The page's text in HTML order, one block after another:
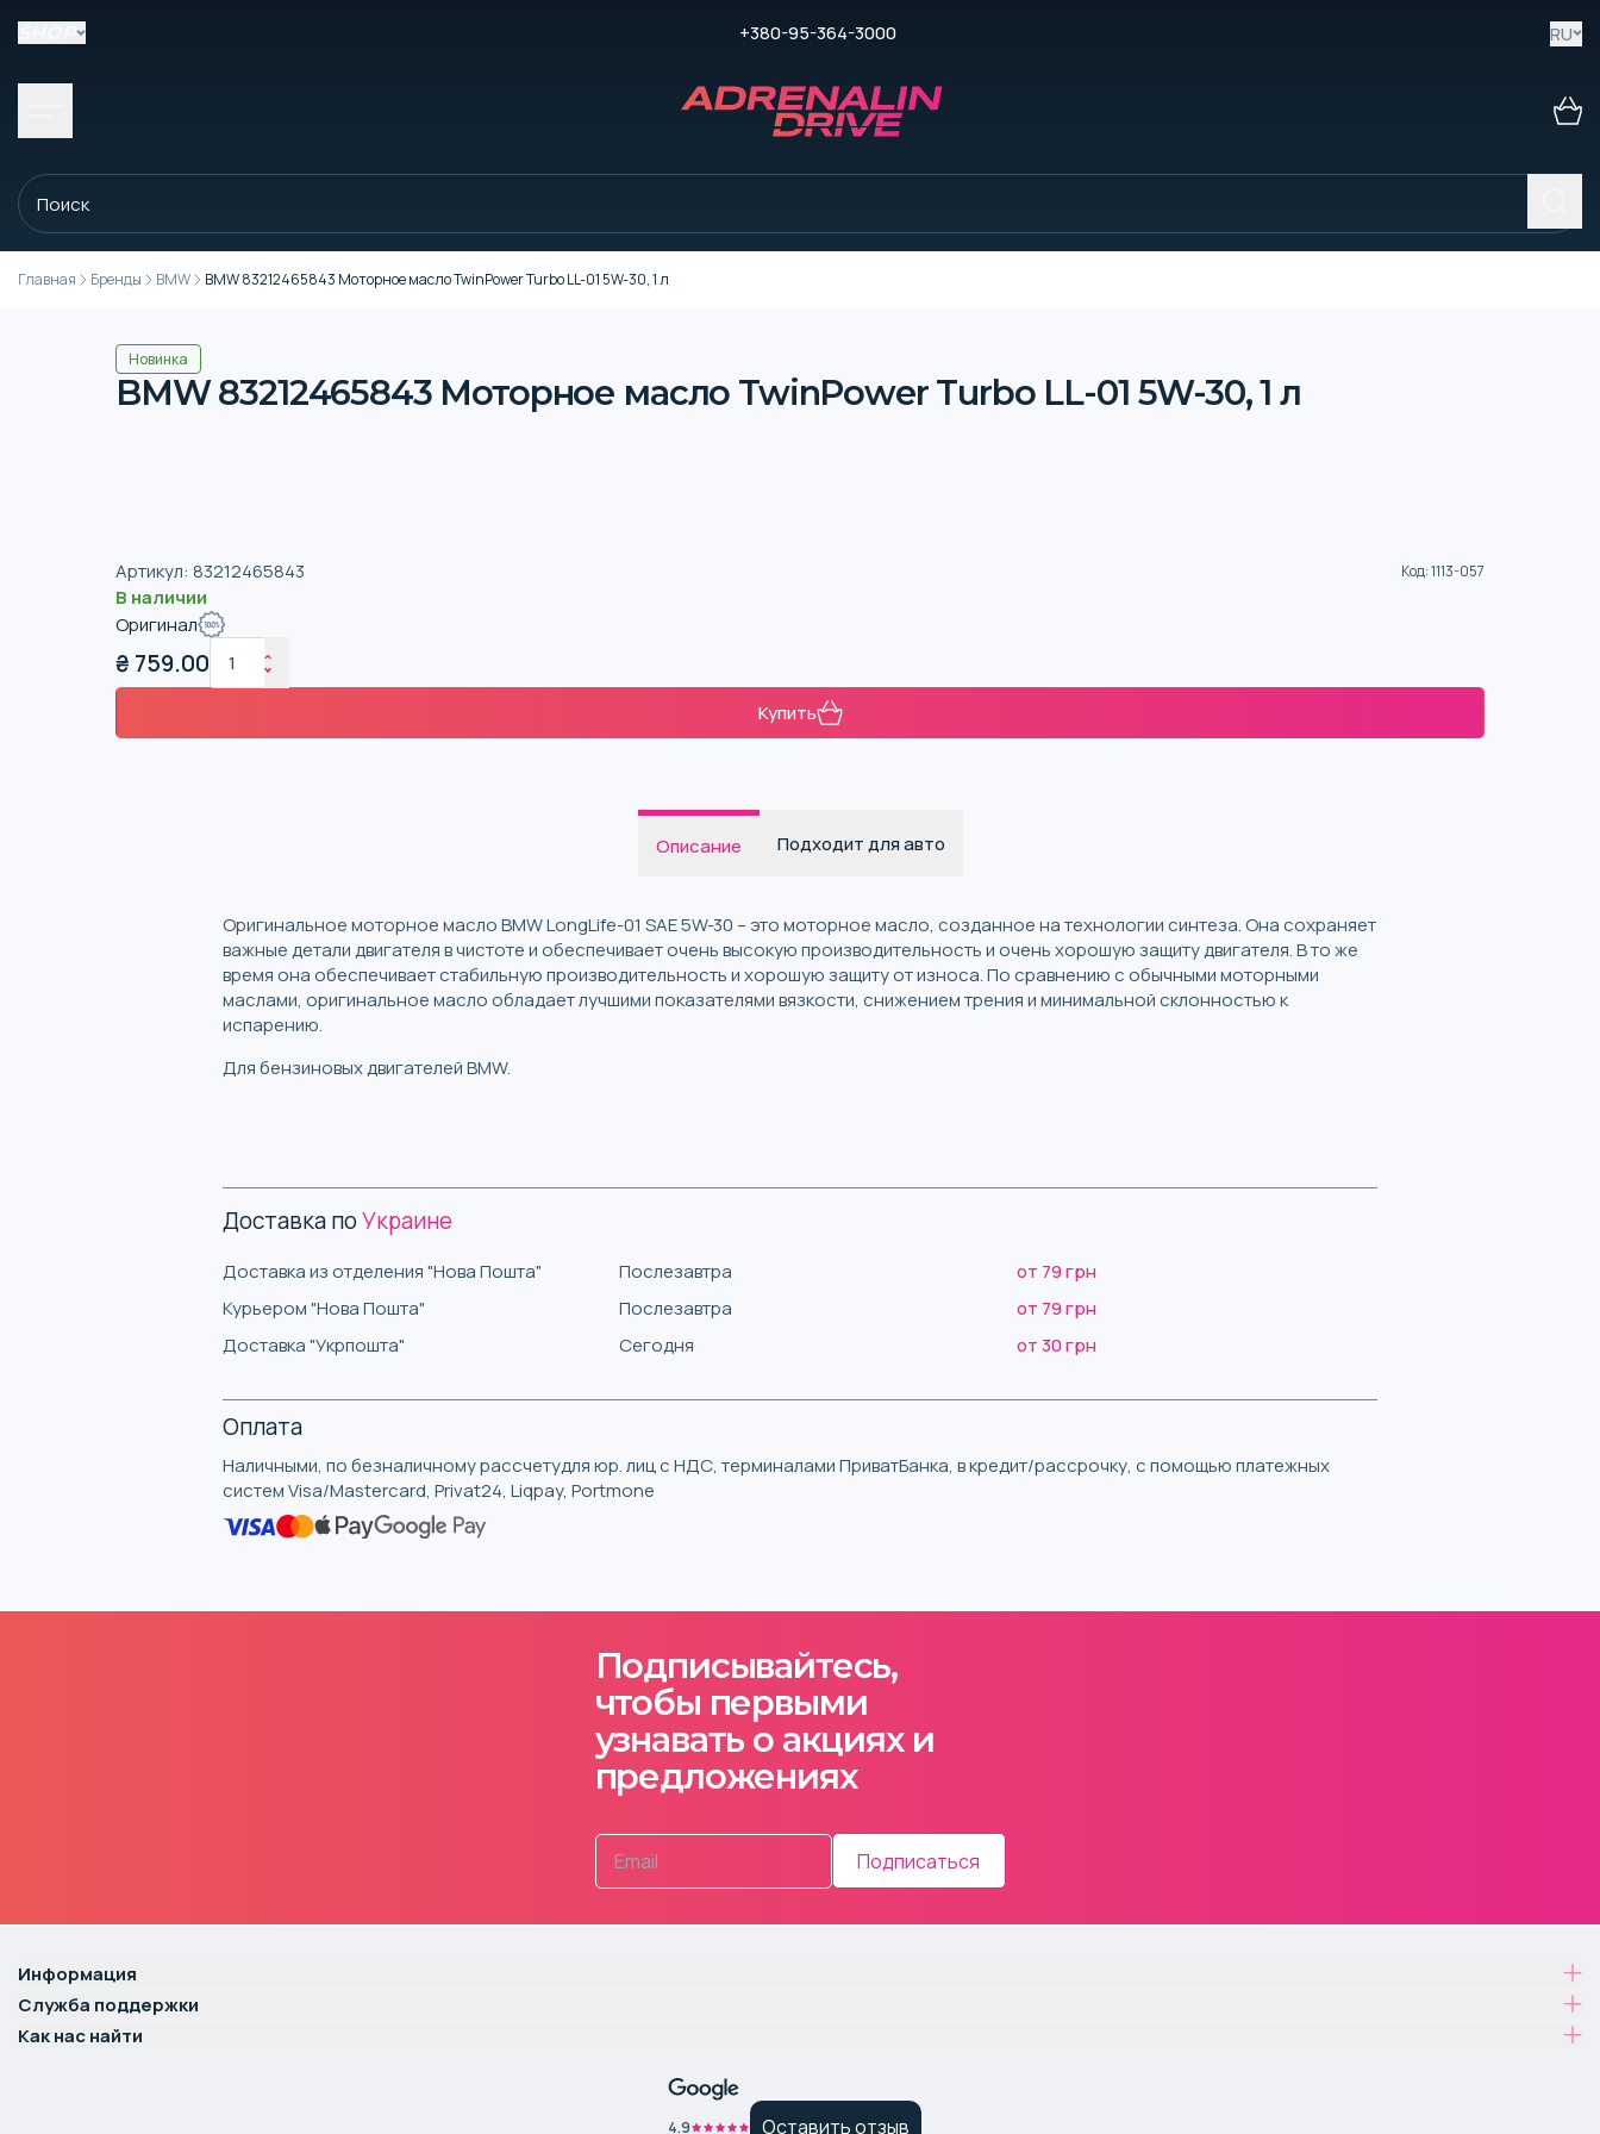
+380-95-364-3000 RU
Главная Бренды BMW BMW 83212465843 Моторное масло TwinPower Turbo LL-01 5W-30, 1 л
Новинка
BMW 83212465843 Моторное масло TwinPower Turbo LL-01 5W-30, 1 л
Артикул: 83212465843 Код:1113-057
В наличии
Оригинал
₴ 759.00
Купить
Описание Подходит для авто
Оригинальное моторное масло BMW LongLife-01 SAE 5W-30 – это моторное масло, созданное на технологии синтеза. Она сохраняет
важные детали двигателя в чистоте и обеспечивает очень высокую производительность и очень хорошую защиту двигателя. В то же
время она обеспечивает стабильную производительность и хорошую защиту от износа. По сравнению с обычными моторными
маслами, оригинальное масло обладает лучшими показателями вязкости, снижением трения и минимальной склонностью к
испарению.
Для бензиновых двигателей BMW.
Доставка поУкраине
Доставка из отделения "Нова Пошта" Послезавтра
от 79 грн
Курьером "Нова Пошта"
Послезавтра
от 79 грн
Доставка "Укрпошта"
Сегодня от 30 грн
Оплата
Наличными, по безналичному рассчетудля юр. лиц с НДС, терминалами ПриватБанка, в кредит/рассрочку, с помощью платежных
систем Visa/Mastercard, Privat24, Liqpay, Portmone
Подписывайтесь,
чтобы первыми
узнавать о акциях и
предложениях
Подписаться
Информация
Служба поддержки
Как нас найти
4.9 Оставить отзыв